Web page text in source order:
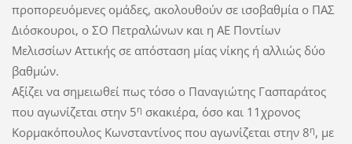
προπορευόμενες ομάδες, ακολουθούν σε ισοβαθμία ο ΠΑΣ
Διόσκουροι, ο ΣΟ Πετραλώνων και η ΑΕ Ποντίων
Μελισσίων Αττικής σε απόσταση μίας νίκης ή αλλιώς δύο
βαθμών.
Αξίζει να σημειωθεί πως τόσο ο Παναγιώτης Γασπαράτος
που αγωνίζεται στην 5η σκακιέρα, όσο και 11χρονος
Κορμακόπουλος Κωνσταντίνος που αγωνίζεται στην 8η, με